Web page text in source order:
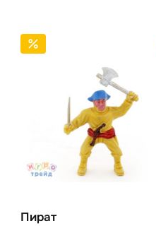
Пират